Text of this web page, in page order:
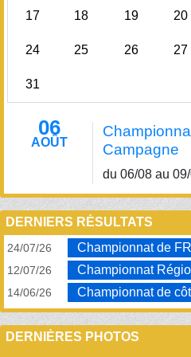
17 18 19 20
24 25 26 27
31
06
AOÛT
Campagne
du 06/08 au
DERNIERS RÉSULTATS
24/07/26 Championnat de
12/07/26 Championnat
14/06/26 Championnat de
DERNIÈRES PHOTOS